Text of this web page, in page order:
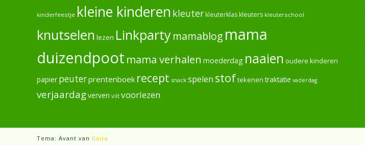
kinderfeestje kleine kinderen kleuterkleuterklaskleuters kleuterschool
knutselen lezen Linkpartymamablog mama
duizendpoot mama verhalen moederdag naaien oudere kinderen
papier peuterprentenboek recept snack spelen stoftekenen traktatie vaderdag
verjaardagverven vilt voorlezen
Tema: Avant van Kaira